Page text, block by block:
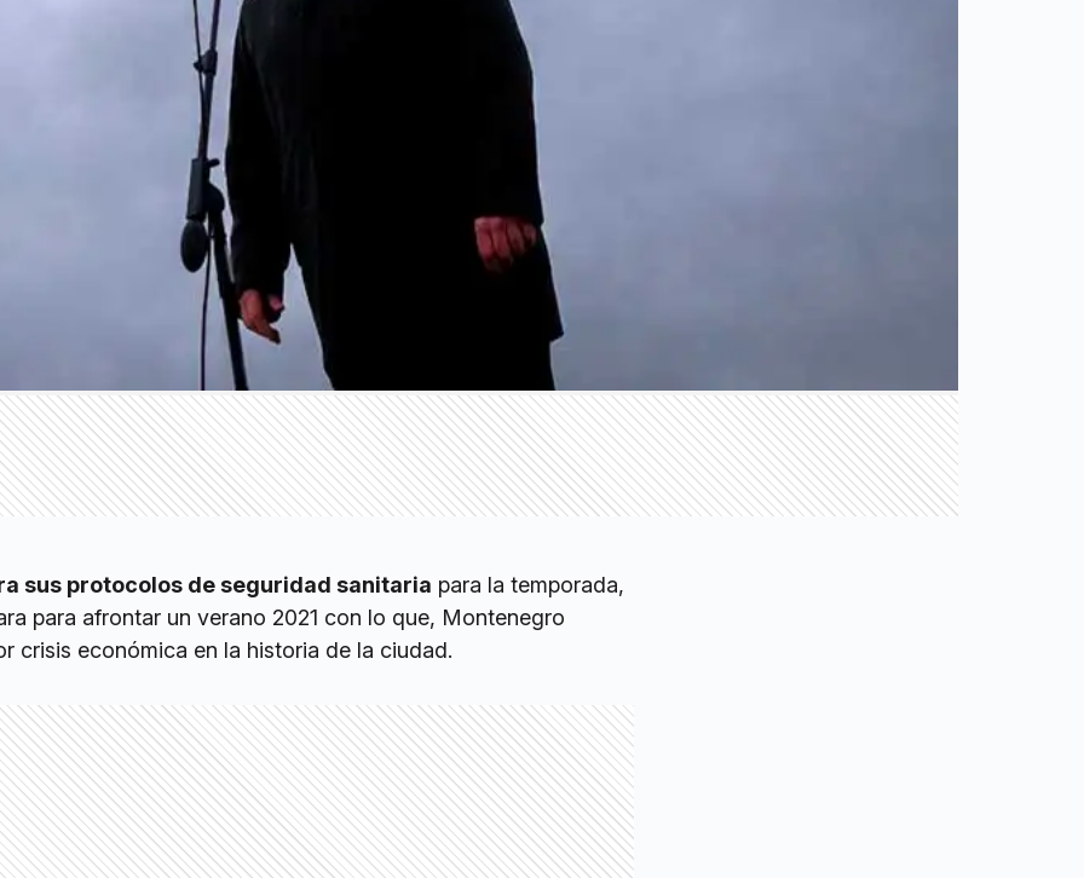
sus protocolos de seguridad sanitaria para la temporada,
para afrontar un verano 2021 con lo que, Montenegro
crisis económica en la historia de la ciudad.